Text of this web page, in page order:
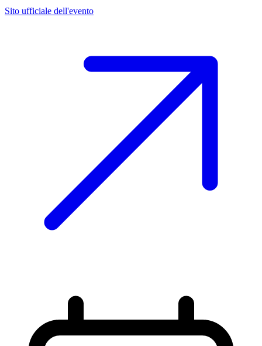
Sito ufficiale dell'evento